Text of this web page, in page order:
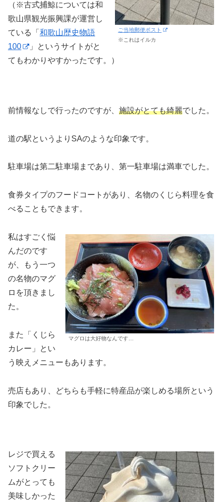
ご当地郵便ポスト
※これはイルカ
（※古式捕鯨については和
歌山県観光振興課が運営し
ている「 和歌山歴史物語
100
」というサイトがと
てもわかりやすかったです。）
前情報なしで行ったのですが、 施設がとても綺麗でした。
道の駅というよりSAのような印象です。
駐車場は第二駐車場まであり、第一駐車場は満車でした。
食券タイプのフードコートがあり、名物のくじら料理を食
べることもできます。
マグロは大好物なんです…
私はすごく悩
んだのです
が、もう一つ
の名物のマグ
ロを頂きまし
た。
また「くじら
カレー」とい
う映えメニューもあります。
売店もあり、どちらも手軽に特産品が楽しめる場所という
印象でした。
レジで買える
ソフトクリー
ムがとっても
美味しかった